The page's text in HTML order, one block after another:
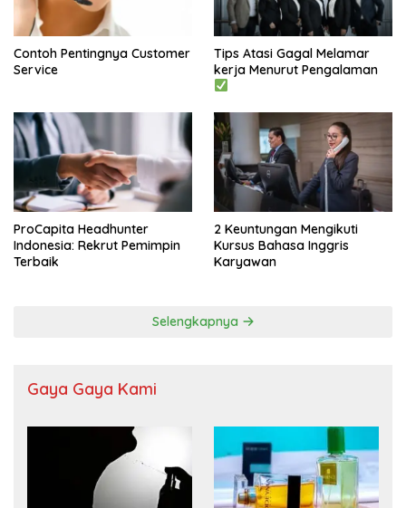
Contoh Pentingnya Customer
Service
Tips Atasi Gagal Melamar
kerja Menurut Pengalaman
ProCapita Headhunter
Indonesia: Rekrut Pemimpin
Terbaik
2 Keuntungan Mengikuti
Kursus Bahasa Inggris
Karyawan
Selengkapnya
Gaya Gaya Kami